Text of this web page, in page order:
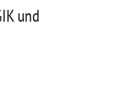
und